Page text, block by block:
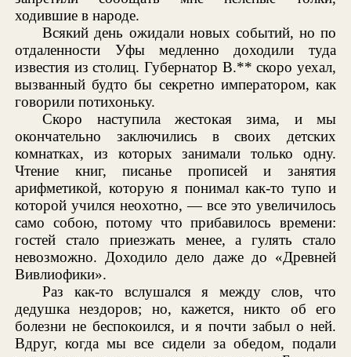
ходившие в народе.
Всякий день ожидали новых событий, но по
отдаленности Уфы медленно доходили туда
известия из столиц. Губернатор В.** скоро уехал,
вызванный будто бы секретно императором, как
говорили потихоньку.
Скоро наступила жестокая зима, и мы
окончательно заключились в своих детских
комнатках, из которых занимали только одну.
Чтение книг, писанье прописей и занятия
арифметикой, которую я понимал как-то тупо и
которой учился неохотно, — все это увеличилось
само собою, потому что прибавилось времени:
гостей стало приезжать менее, а гулять стало
невозможно. Доходило дело даже до «Древней
Вивлиофики».
Раз как-то вслушался я между слов, что
дедушка нездоров; но, кажется, никто об его
болезни не беспокоился, и я почти забыл о ней.
Вдруг, когда мы все сидели за обедом, подали